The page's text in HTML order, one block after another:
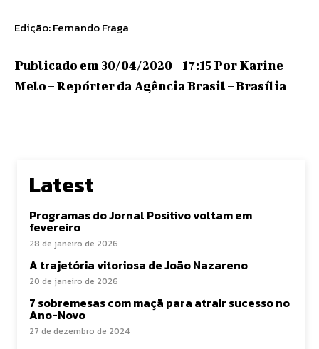
Edição: Fernando Fraga
Publicado em 30/04/2020 – 17:15 Por Karine
Melo – Repórter da Agência Brasil – Brasília
Latest
Programas do Jornal Positivo voltam em
fevereiro
28 de janeiro de 2026
A trajetória vitoriosa de João Nazareno
20 de janeiro de 2026
7 sobremesas com maçã para atrair sucesso no
Ano-Novo
27 de dezembro de 2024